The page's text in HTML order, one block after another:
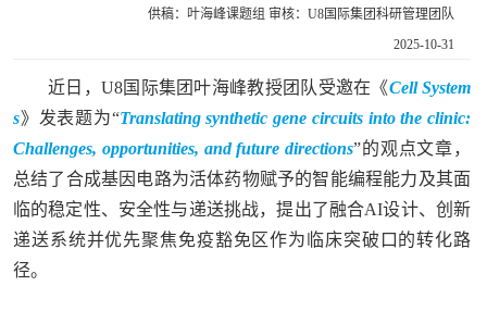
供稿：叶海峰课题组 审核：U8国际集团科研管理团队
2025-10-31
近日，U8国际集团叶海峰教授团队受邀在《Cell System
s》发表题为“Translating synthetic gene circuits into the clinic:
Challenges, opportunities, and future directions”的观点文章，
总结了合成基因电路为活体药物赋予的智能编程能力及其面
临的稳定性、安全性与递送挑战，提出了融合AI设计、创新
递送系统并优先聚焦免疫豁免区作为临床突破口的转化路
径。